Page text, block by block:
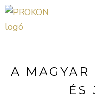
A MAGYAR
ÉS